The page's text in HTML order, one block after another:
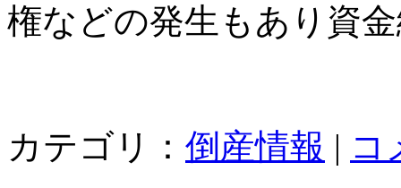
権などの発生もあり資
カテゴリ： 倒産情報 | コ